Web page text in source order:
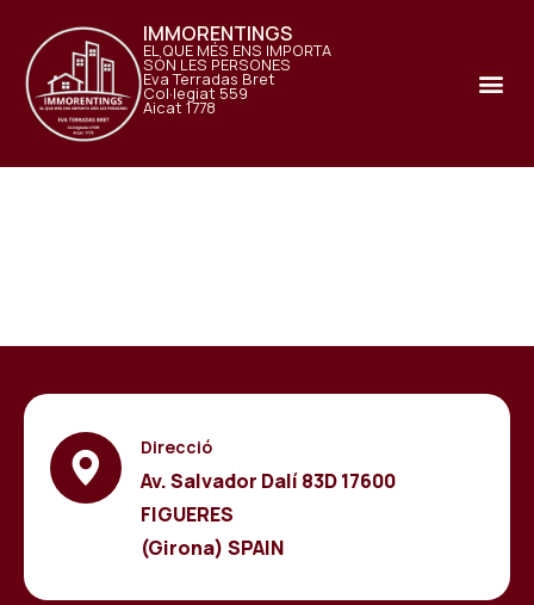
IMMORENTINGS
EL QUE MÉS ENS IMPORTA
SÓN LES PERSONES
Eva Terradas Bret
Col·legiat 559
Aicat 1778
Direcció
Av. Salvador Dalí 83D 17600
FIGUERES
(Girona) SPAIN